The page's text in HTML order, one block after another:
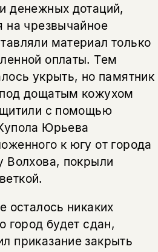
денежных дотаций,
на чрезвычайное
материал только
оплаты. Тем
укрыть, но памятник
дощатым кожухом
с помощью
Юрьева
к югу от города
Волхова, покрыли
осталось никаких
город будет сдан,
приказание закрыть